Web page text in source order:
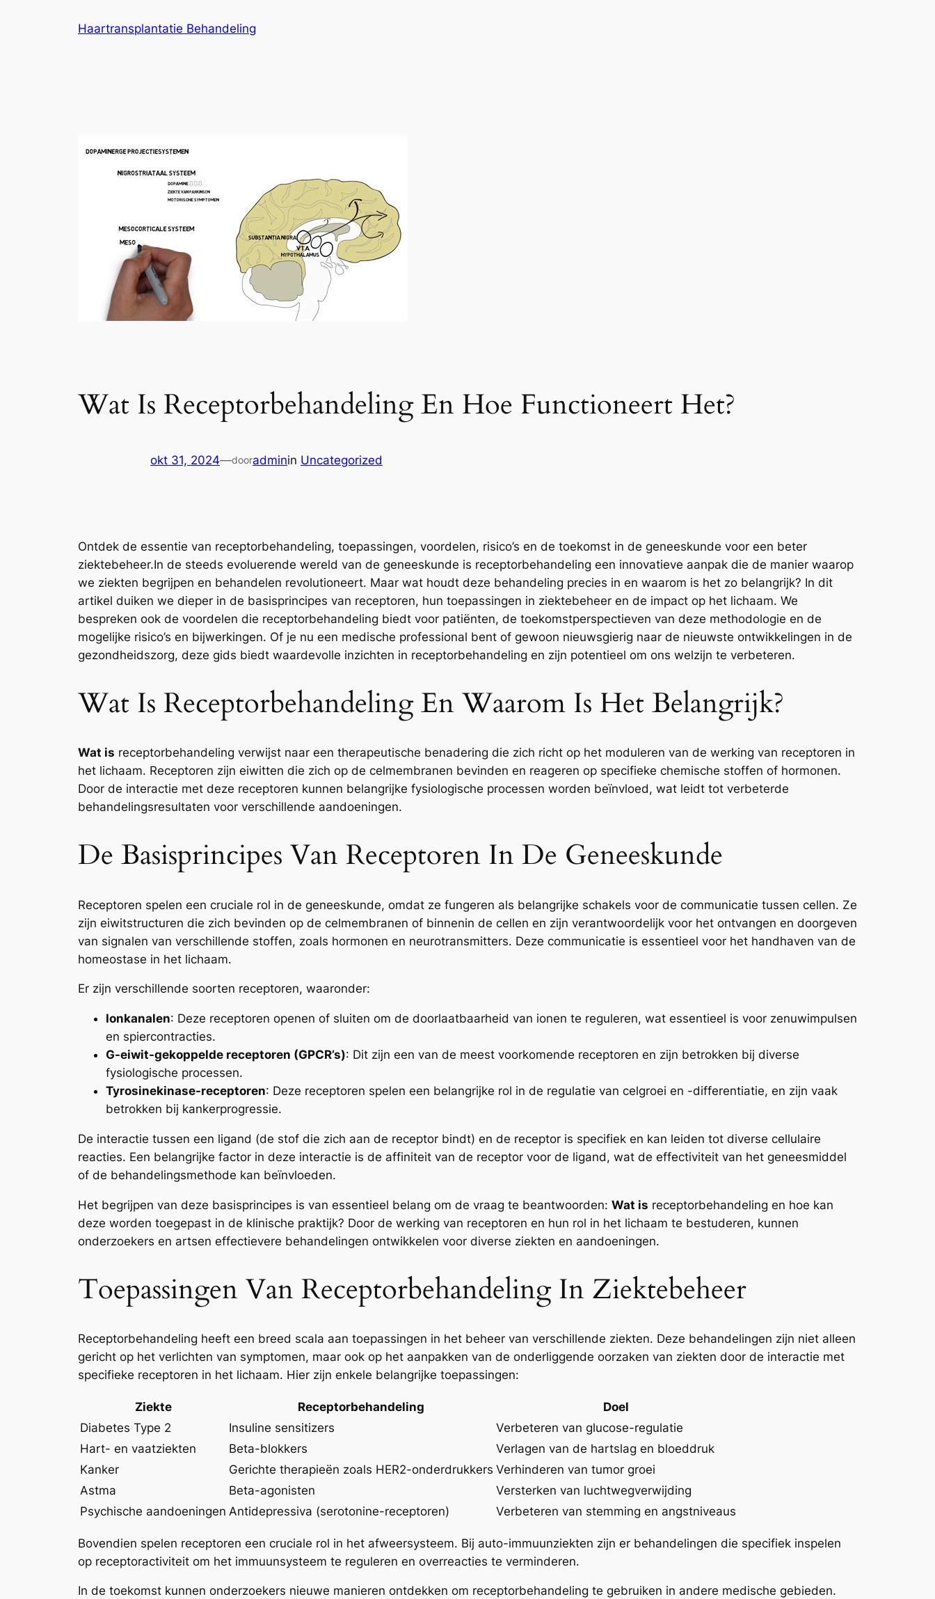
Haartransplantatie Behandeling
Wat Is Receptorbehandeling En Hoe Functioneert Het?
okt 31, 2024—dooradminin Uncategorized
Ontdek de essentie van receptorbehandeling, toepassingen, voordelen, risico’s en de toekomst in de geneeskunde voor een beter
ziektebeheer.In de steeds evoluerende wereld van de geneeskunde is receptorbehandeling een innovatieve aanpak die de manier waarop
we ziekten begrijpen en behandelen revolutioneert. Maar wat houdt deze behandeling precies in en waarom is het zo belangrijk? In dit
artikel duiken we dieper in de basisprincipes van receptoren, hun toepassingen in ziektebeheer en de impact op het lichaam. We
bespreken ook de voordelen die receptorbehandeling biedt voor patiënten, de toekomstperspectieven van deze methodologie en de
mogelijke risico’s en bijwerkingen. Of je nu een medische professional bent of gewoon nieuwsgierig naar de nieuwste ontwikkelingen in de
gezondheidszorg, deze gids biedt waardevolle inzichten in receptorbehandeling en zijn potentieel om ons welzijn te verbeteren.
Wat Is Receptorbehandeling En Waarom Is Het Belangrijk?
Wat is receptorbehandeling verwijst naar een therapeutische benadering die zich richt op het moduleren van de werking van receptoren in
het lichaam. Receptoren zijn eiwitten die zich op de celmembranen bevinden en reageren op specifieke chemische stoffen of hormonen.
Door de interactie met deze receptoren kunnen belangrijke fysiologische processen worden beïnvloed, wat leidt tot verbeterde
behandelingsresultaten voor verschillende aandoeningen.
De Basisprincipes Van Receptoren In De Geneeskunde
Receptoren spelen een cruciale rol in de geneeskunde, omdat ze fungeren als belangrijke schakels voor de communicatie tussen cellen. Ze
zijn eiwitstructuren die zich bevinden op de celmembranen of binnenin de cellen en zijn verantwoordelijk voor het ontvangen en doorgeven
van signalen van verschillende stoffen, zoals hormonen en neurotransmitters. Deze communicatie is essentieel voor het handhaven van de
homeostase in het lichaam.
Er zijn verschillende soorten receptoren, waaronder:
Ionkanalen: Deze receptoren openen of sluiten om de doorlaatbaarheid van ionen te reguleren, wat essentieel is voor zenuwimpulsen
en spiercontracties.
G-eiwit-gekoppelde receptoren (GPCR’s): Dit zijn een van de meest voorkomende receptoren en zijn betrokken bij diverse
fysiologische processen.
Tyrosinekinase-receptoren: Deze receptoren spelen een belangrijke rol in de regulatie van celgroei en -differentiatie, en zijn vaak
betrokken bij kankerprogressie.
De interactie tussen een ligand (de stof die zich aan de receptor bindt) en de receptor is specifiek en kan leiden tot diverse cellulaire
reacties. Een belangrijke factor in deze interactie is de affiniteit van de receptor voor de ligand, wat de effectiviteit van het geneesmiddel
of de behandelingsmethode kan beïnvloeden.
Het begrijpen van deze basisprincipes is van essentieel belang om de vraag te beantwoorden: Wat is receptorbehandeling en hoe kan
deze worden toegepast in de klinische praktijk? Door de werking van receptoren en hun rol in het lichaam te bestuderen, kunnen
onderzoekers en artsen effectievere behandelingen ontwikkelen voor diverse ziekten en aandoeningen.
Toepassingen Van Receptorbehandeling In Ziektebeheer
Receptorbehandeling heeft een breed scala aan toepassingen in het beheer van verschillende ziekten. Deze behandelingen zijn niet alleen
gericht op het verlichten van symptomen, maar ook op het aanpakken van de onderliggende oorzaken van ziekten door de interactie met
specifieke receptoren in het lichaam. Hier zijn enkele belangrijke toepassingen:
Ziekte Receptorbehandeling
Doel
Diabetes Type 2
Insuline sensitizers
Verbeteren van glucose-regulatie
Hart- en vaatziekten
Beta-blokkers
Verlagen van de hartslag en bloeddruk
Kanker
Gerichte therapieën zoals HER2-onderdrukkers Verhinderen van tumor groei
Astma
Beta-agonisten
Versterken van luchtwegverwijding
Psychische aandoeningen Antidepressiva (serotonine-receptoren) Verbeteren van stemming en angstniveaus
Bovendien spelen receptoren een cruciale rol in het afweersysteem. Bij auto-immuunziekten zijn er behandelingen die specifiek inspelen
op receptoractiviteit om het immuunsysteem te reguleren en overreacties te verminderen.
In de toekomst kunnen onderzoekers nieuwe manieren ontdekken om receptorbehandeling te gebruiken in andere medische gebieden.